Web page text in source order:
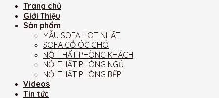
Trang chủ
Giới Thiệu
Sản phẩm
MẪU SOFA HOT NHẤT
SOFA GỖ ÓC CHÓ
NỘI THẤT PHÒNG KHÁCH
NỘI THẤT PHÒNG NGỦ
NỘI THẤT PHÒNG BẾP
Videos
Tin tức